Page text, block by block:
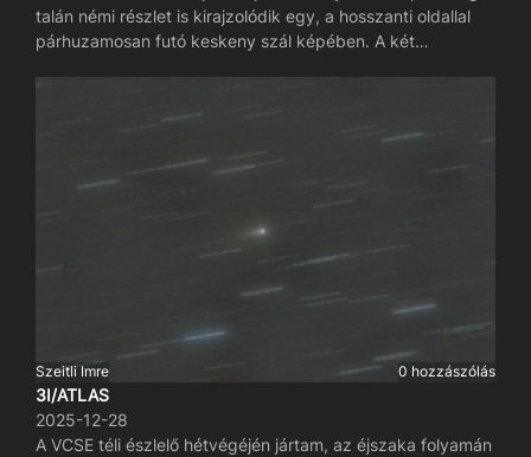
napszél akárcsak az őszi vendégnél. A fotónak jellegzetes
kék monokróm színt adtam, kivétel a fáknak. A gradiens
barátom ekkor.
talán némi részlet is kirajzolódik egy, a hosszanti oldallal
párhuzamosan futó keskeny szál képében. A két
Szeitli Imre 0 hozzászólás
3I/ATLAS
2025-12-28
A VCSE téli észlelő hétvégéjén jártam, az éjszaka folyamán